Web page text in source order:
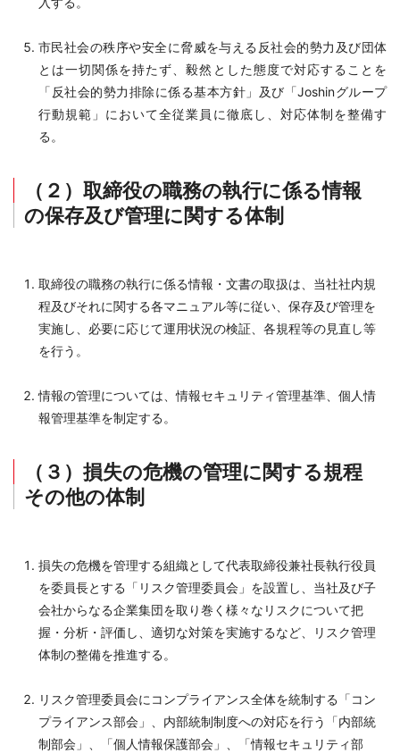
市民社会の秩序や安全に脅威を与える反社会的勢力及び団体
とは一切関係を持たず、毅然とした態度で対応することを
「反社会的勢力排除に係る基本方針」及び「Joshinグループ
行動規範」において全従業員に徹底し、対応体制を整備す
る。
（２）取締役の職務の執行に係る情報
の保存及び管理に関する体制
取締役の職務の執行に係る情報・文書の取扱は、当社社内規
程及びそれに関する各マニュアル等に従い、保存及び管理を
実施し、必要に応じて運用状況の検証、各規程等の見直し等
を行う。
情報の管理については、情報セキュリティ管理基準、個人情
報管理基準を制定する。
（３）損失の危機の管理に関する規程
その他の体制
損失の危機を管理する組織として代表取締役兼社長執行役員
を委員長とする「リスク管理委員会」を設置し、当社及び子
会社からなる企業集団を取り巻く様々なリスクについて把
握・分析・評価し、適切な対策を実施するなど、リスク管理
体制の整備を推進する。
リスク管理委員会にコンプライアンス全体を統制する「コン
プライアンス部会」、内部統制制度への対応を行う「内部統
制部会」、「個人情報保護部会」、「情報セキュリティ部